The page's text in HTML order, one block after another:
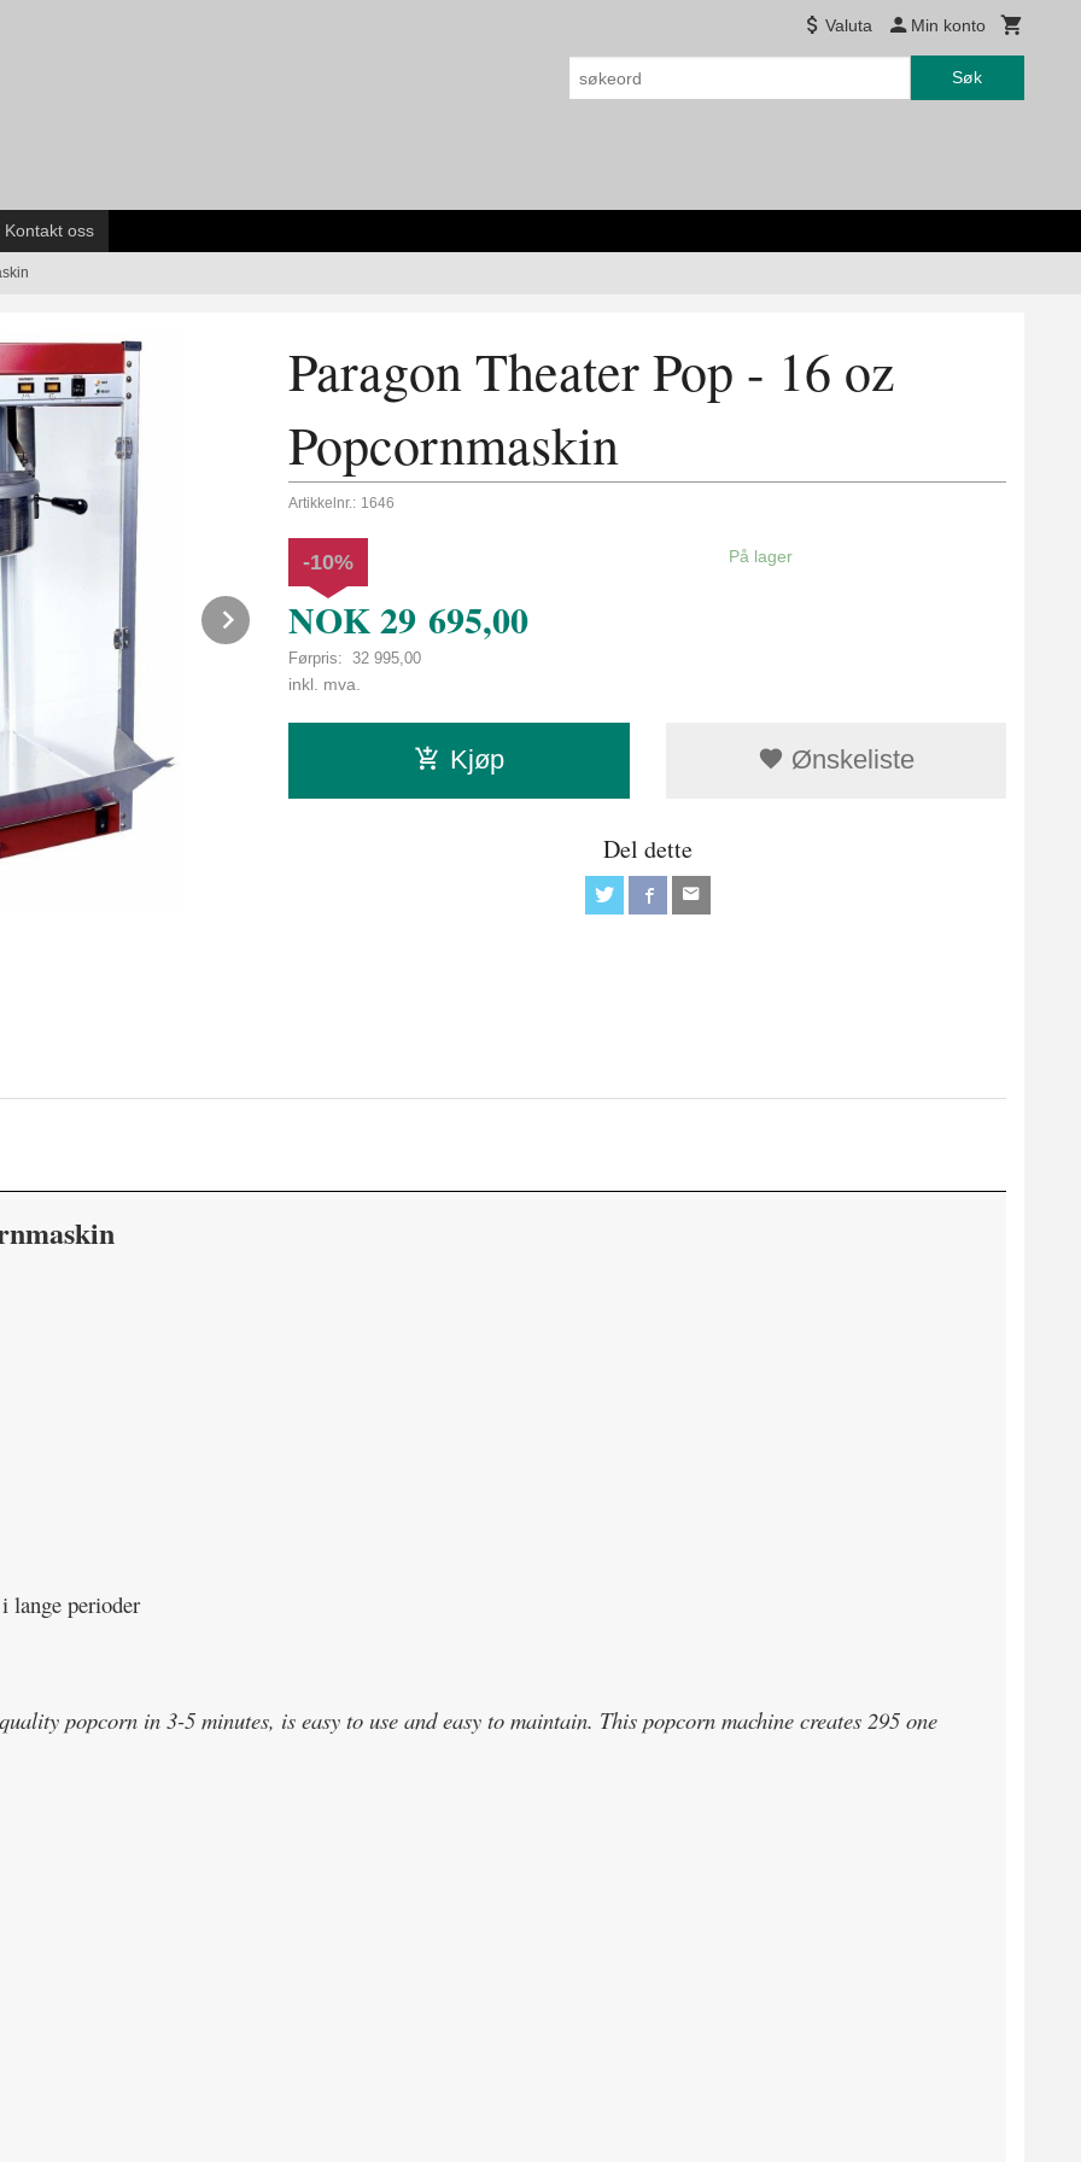
Valuta Min konto
Søk
Kontakt oss
Next
Paragon Theater Pop - 16 oz
Popcornmaskin
Artikkelnr.: 1646
NOK29 695,00
Førpris: 32 995,00
Rabatt
-10%
inkl. mva.
På lager
Kjøp Ønskeliste
Del dette
lange perioder
popcorn in 3-5 minutes, is easy to use and easy to maintain. This popcorn machine creates 295 one